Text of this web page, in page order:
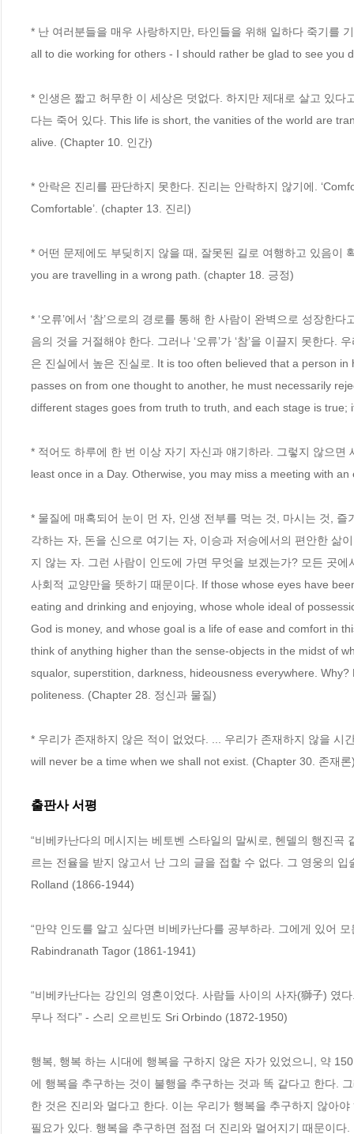
* 난 여러분들을 매우 사랑하지만, 타인들을 위해 일하다 죽기를
all to die working for others - I should rather be glad to see you
* 인생은 짧고 허무한 이 세상은 덧없다. 하지만 제대로 살고 있
다는 죽어 있다. This life is short, the vanities of the world are
alive. (Chapter 10. 인간)
* 안락은 진리를 판단하지 못한다. 진리는 안락하지 않기에.
Comfortable’. (chapter 13. 진리)
* 어떤 문제에도 부딪히지 않을 때, 잘못된 길로 여행하고 있음
you are travelling in a wrong path. (chapter 18. 긍정)
* ‘오류’에서 ‘참’으로의 경로를 통해 한 사람이 완벽으로 성장한
음의 것을 거절해야 한다. 그러나 ‘오류’가 ‘참’을 이끌지 못한다
은 진실에서 높은 진실로. It is too often believed that a person
passes on from one thought to another, he must necessarily
different stages goes from truth to truth, and each stage is
* 적어도 하루에 한 번 이상 자기 자신과 얘기하라. 그렇지 않으
least once in a Day. Otherwise, you may miss a meeting with
* 물질에 매혹되어 눈이 먼 자, 인생 전부를 먹는 것, 마시는 것,
각하는 자, 돈을 신으로 여기는 자, 이승과 저승에서의 편안한 삶
지 않는 자. 그런 사람이 인도에 가면 무엇을 보겠는가? 모든 곳
사회적 교양만을 뜻하기 때문이다. If those whose eyes have
eating and drinking and enjoying, whose whole ideal of
God is money, and whose goal is a life of ease and comfort in
think of anything higher than the sense-objects in the midst of
squalor, superstition, darkness, hideousness everywhere.
politeness. (Chapter 28. 정신과 물질)
* 우리가 존재하지 않은 적이 없었다. ... 우리가 존재하지 않을
will never be a time when we shall not exist. (Chapter 30. 존재론
출판사 서평
“비베카난다의 메시지는 베토벤 스타일의 말씨로, 헨델의 행진
르는 전율을 받지 않고서 난 그의 글을 접할 수 없다. 그 영웅의
Rolland (1866-1944)
“만약 인도를 알고 싶다면 비베카난다를 공부하라. 그에게 있어
Rabindranath Tagor (1861-1941)
“비베카난다는 강인의 영혼이었다. 사람들 사이의 사자(獅子) 였
무나 적다” - 스리 오르빈도 Sri Orbindo (1872-1950)
행복, 행복 하는 시대에 행복을 구하지 않은 자가 있었으니, 약
에 행복을 추구하는 것이 불행을 추구하는 것과 똑 같다고 한다.
한 것은 진리와 멀다고 한다. 이는 우리가 행복을 추구하지 않아
필요가 있다. 행복을 추구하면 점점 더 진리와 멀어지기 때문이다.